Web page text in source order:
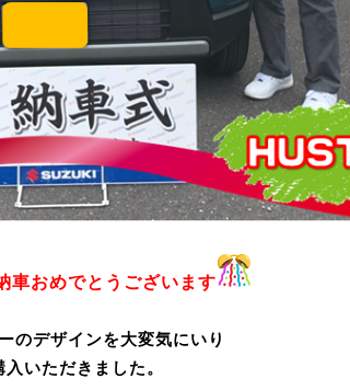
車おめでとうございます
のデザインを大変気にいり
入いただきました。